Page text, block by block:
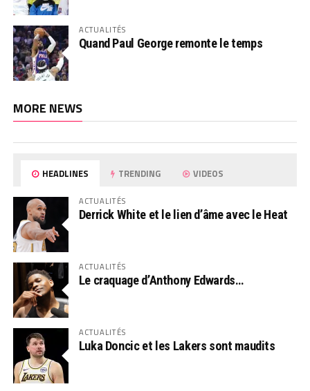
ACTUALITÉS
Quand Paul George remonte le temps
MORE NEWS
HEADLINES TRENDING VIDEOS
ACTUALITÉS
Derrick White et le lien d’âme avec le Heat
ACTUALITÉS
Le craquage d’Anthony Edwards…
ACTUALITÉS
Luka Doncic et les Lakers sont maudits